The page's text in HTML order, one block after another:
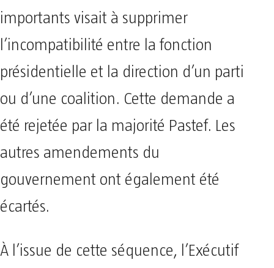
importants visait à supprimer
l’incompatibilité entre la fonction
présidentielle et la direction d’un parti
ou d’une coalition. Cette demande a
été rejetée par la majorité Pastef. Les
autres amendements du
gouvernement ont également été
écartés.
À l’issue de cette séquence, l’Exécutif